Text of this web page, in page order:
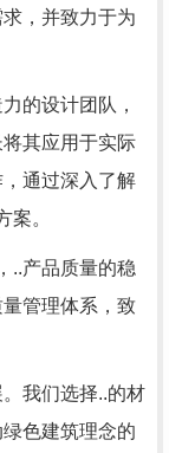
，并致力于为
的设计团队，
其应用于实际
通过深入了解
案。
..产品质量的稳
管理体系，致
我们选择..的材
色建筑理念的